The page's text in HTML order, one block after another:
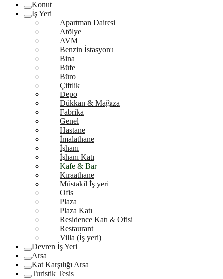
Konut
İş Yeri
Apartman Dairesi
Atölye
AVM
Benzin İstasyonu
Bina
Büfe
Büro
Çiftlik
Depo
Dükkan & Mağaza
Fabrika
Genel
Hastane
İmalathane
İşhanı
İşhanı Katı
Kafe & Bar
Kıraathane
Müstakil İş yeri
Ofis
Plaza
Plaza Katı
Residence Katı & Ofisi
Restaurant
Villa (İş yeri)
Devren İş Yeri
Arsa
Kat Karşılığı Arsa
Turistik Tesis